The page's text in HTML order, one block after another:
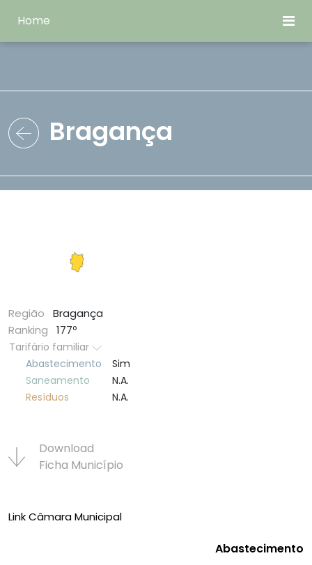
Home
Bragança
Região
Bragança
Ranking
177º
Tarifário familiar
Abastecimento
Sim
Saneamento
N.A.
Resí­duos
N.A.
Download
Ficha Municí­pio
Link Câmara Municipal
Abastecimento